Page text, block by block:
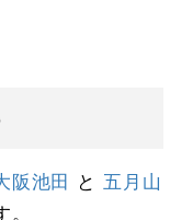
阪池田 と 五月山